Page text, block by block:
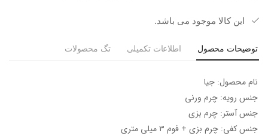
این کالا موجود می باشد.
توضیحات محصول اطلاعات تکمیلی تگ محصولات
نام محصول: جیا
جنس رویه: چرم ورنی
جنس آستر: چرم بزی
جنس کفی: چرم بزی + فوم ۳ میلی متری